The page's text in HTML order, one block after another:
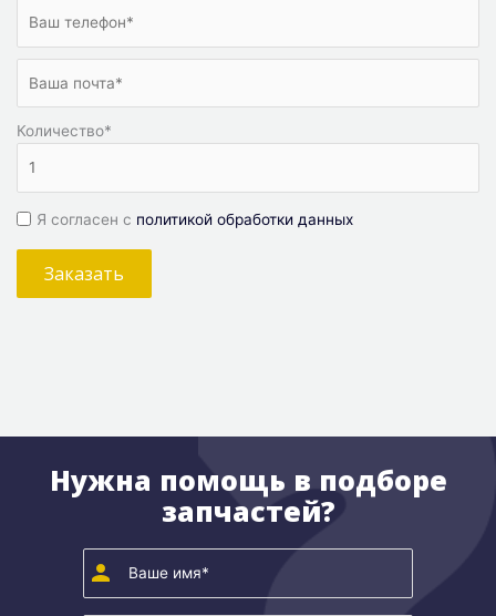
Количество*
Я согласен с политикой обработки данных
Заказать
Нужна помощь в подборе
запчастей?